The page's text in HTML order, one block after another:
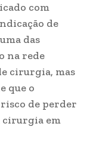
com
de
das
na rede
cirurgia, mas
que o
de perder
cirurgia em